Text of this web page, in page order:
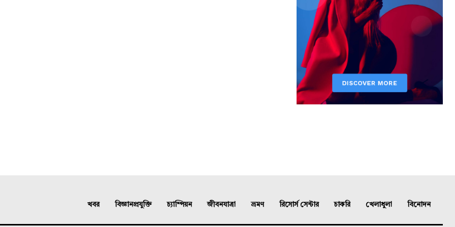
খবর বিজ্ঞানপ্রযুক্তি চ্যাম্পিয়ন জীবনযাত্রা ভ্রমণ রিসোর্স সেন্টার চাকরি খেলাধুলা বিনোদন